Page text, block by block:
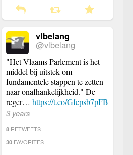
vlbelang
@vlbelang
"Het Vlaams Parlement is het
middel bij uitstek om
fundamentele stappen te zetten
naar onafhankelijkheid." De
reger… https://t.co/Gfcpsb7pFB
3 years
8 RETWEETS
30 FAVORITES